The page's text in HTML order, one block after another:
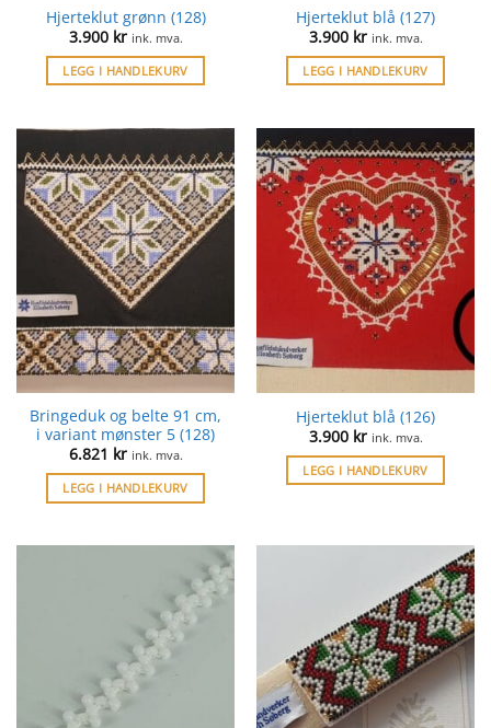
Hjerteklut grønn (128)
3.900 kr ink. mva.
LEGG I HANDLEKURV
Hjerteklut blå (127)
3.900 kr ink. mva.
LEGG I HANDLEKURV
Bringeduk og belte 91 cm,
i variant mønster 5 (128)
6.821 kr ink. mva.
LEGG I HANDLEKURV
Hjerteklut blå (126)
3.900 kr ink. mva.
LEGG I HANDLEKURV